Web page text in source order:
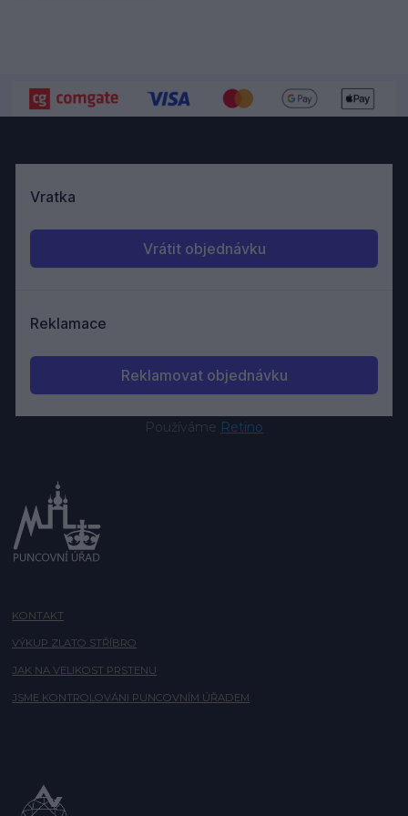
Používáme Retino
KONTAKT
VÝKUP ZLATO STŘÍBRO
JAK NA VELIKOST PRSTENU
JSME KONTROLOVÁNI PUNCOVNÍM ÚŘADEM